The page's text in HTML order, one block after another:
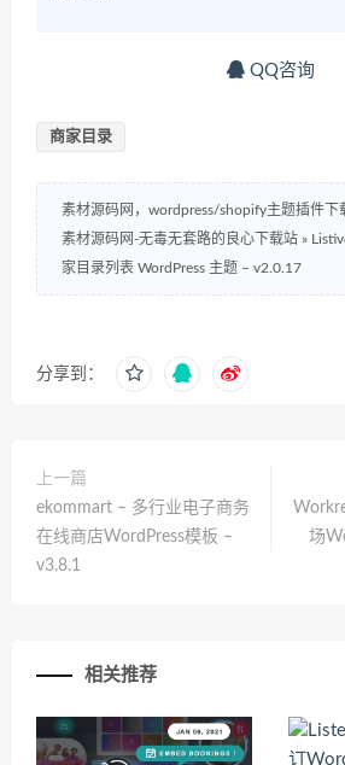
QQ咨询
商家目录
素材源码网，wordpress/shopify主题插件下
素材源码网-无毒无套路的良心下载站 »
家目录列表 WordPress 主题 – v2.0.17
分享到：
上一篇
ekommart – 多行业电子商务
在线商店WordPress模板 –
v3.8.1
场
相关推荐